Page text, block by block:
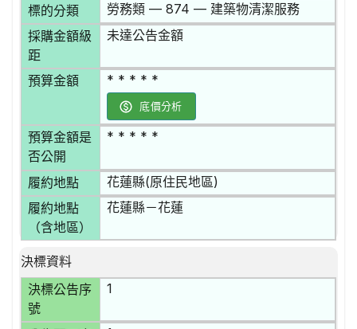
標的分類 勞務類 — 874 — 建築物清潔服務
採購金額級
距
未達公告金額
預算金額 * * * * *
底價分析
預算金額是
否公開
* * * * *
履約地點 花蓮縣(原住民地區)
履約地點
（含地區）
花蓮縣－花蓮
決標資料
決標公告序
號
1